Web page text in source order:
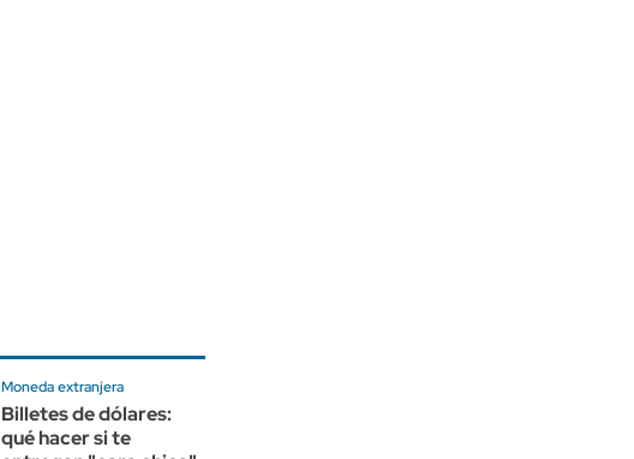
Moneda extranjera
Billetes de dólares:
qué hacer si te